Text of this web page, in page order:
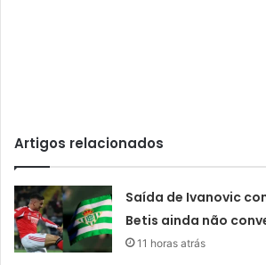
Artigos relacionados
Saída de Ivanovic
Betis ainda não
11 horas atrás